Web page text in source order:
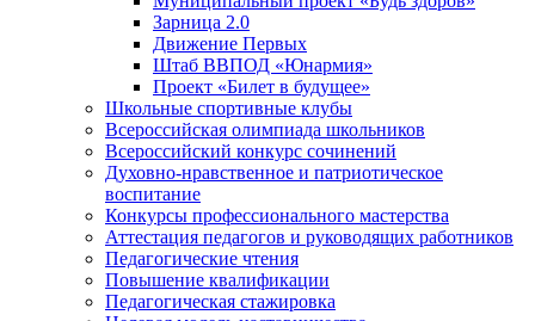
Зарница 2.0
Движение Первых
Штаб ВВПОД «Юнармия»
Проект «Билет в будущее»
Школьные спортивные клубы
Всероссийская олимпиада школьников
Всероссийский конкурс сочинений
Духовно-нравственное и патриотическое
воспитание
Конкурсы профессионального мастерства
Аттестация педагогов и руководящих работников
Педагогические чтения
Повышение квалификации
Педагогическая стажировка